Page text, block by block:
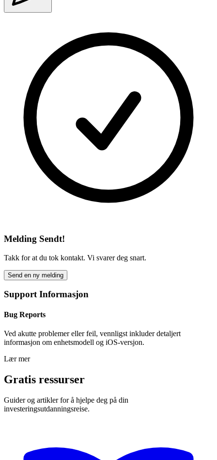
Melding Sendt!
Takk for at du tok kontakt. Vi svarer deg snart.
Send en ny melding
Support Informasjon
Bug Reports
Ved akutte problemer eller feil, vennligst inkluder detaljert
informasjon om enhetsmodell og iOS-versjon.
Lær mer
Gratis ressurser
Guider og artikler for å hjelpe deg på din
investeringsutdanningsreise.